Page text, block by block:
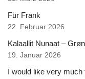
Für Frank
22. Februar 2026
Kalaallit Nunaat –
19. Januar 2026
I would like very